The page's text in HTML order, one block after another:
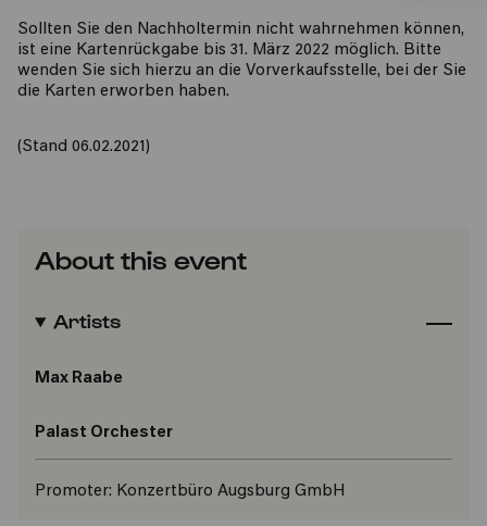
Sollten Sie den Nachholtermin nicht wahrnehmen können,
ist eine Kartenrückgabe bis 31. März 2022 möglich. Bitte
wenden Sie sich hierzu an die Vorverkaufsstelle, bei der Sie
die Karten erworben haben.
(Stand 06.02.2021)
About this event
Artists
Max Raabe
Palast Orchester
Promoter: Konzertbüro Augsburg GmbH